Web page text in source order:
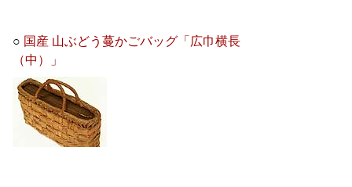
○ 国産 山ぶどう蔓かごバッグ「広巾横長
（中）」